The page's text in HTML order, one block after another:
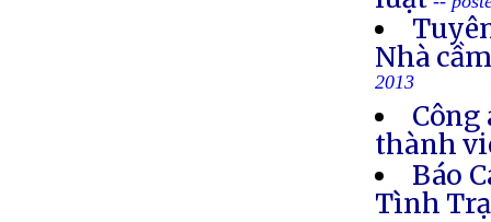
Nhà
2013
thành
Báo
Tình